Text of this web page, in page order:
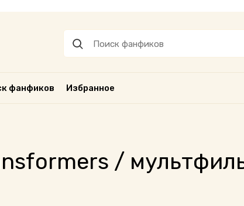
фанфиков Избранное
/